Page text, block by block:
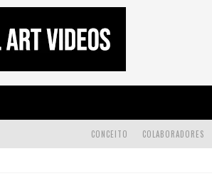
COLABORADORES
CONCEITO